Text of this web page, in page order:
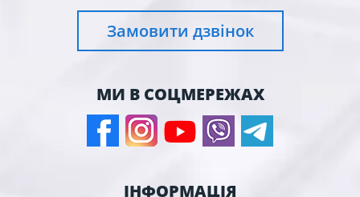
Замовити дзвінок
МИ В СОЦМЕРЕЖАХ
ІНФОРМАЦІЯ